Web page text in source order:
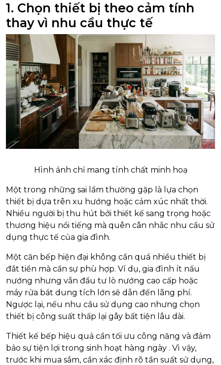
1. Chọn thiết bị theo cảm tính
thay vì nhu cầu thực tế
Hình ảnh chỉ mang tính chất minh hoạ
Một trong những sai lầm thường gặp là lựa chọn
thiết bị dựa trên xu hướng hoặc cảm xúc nhất thời.
Nhiều người bị thu hút bởi thiết kế sang trọng hoặc
thương hiệu nổi tiếng mà quên cân nhắc nhu cầu sử
dụng thực tế của gia đình.
Một căn bếp hiện đại không cần quá nhiều thiết bị
đắt tiền mà cần sự phù hợp. Ví dụ, gia đình ít nấu
nướng nhưng vẫn đầu tư lò nướng cao cấp hoặc
máy rửa bát dung tích lớn sẽ dẫn đến lãng phí.
Ngược lại, nếu nhu cầu sử dụng cao nhưng chọn
thiết bị công suất thấp lại gây bất tiện lâu dài.
Thiết kế bếp hiệu quả cần tối ưu công năng và đảm
bảo sự tiện lợi trong sinh hoạt hàng ngày . Vì vậy,
trước khi mua sắm, cần xác định rõ tần suất sử dụng,